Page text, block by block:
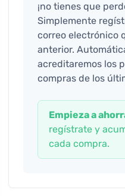
¡no tienes que
Simplemente
correo electrónico
anterior.
acreditaremos los
compras de los
Empieza a
regístrate y
cada compra.